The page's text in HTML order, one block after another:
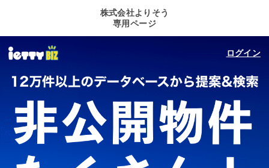
株式会社よりそう
専用ページ
ログイン